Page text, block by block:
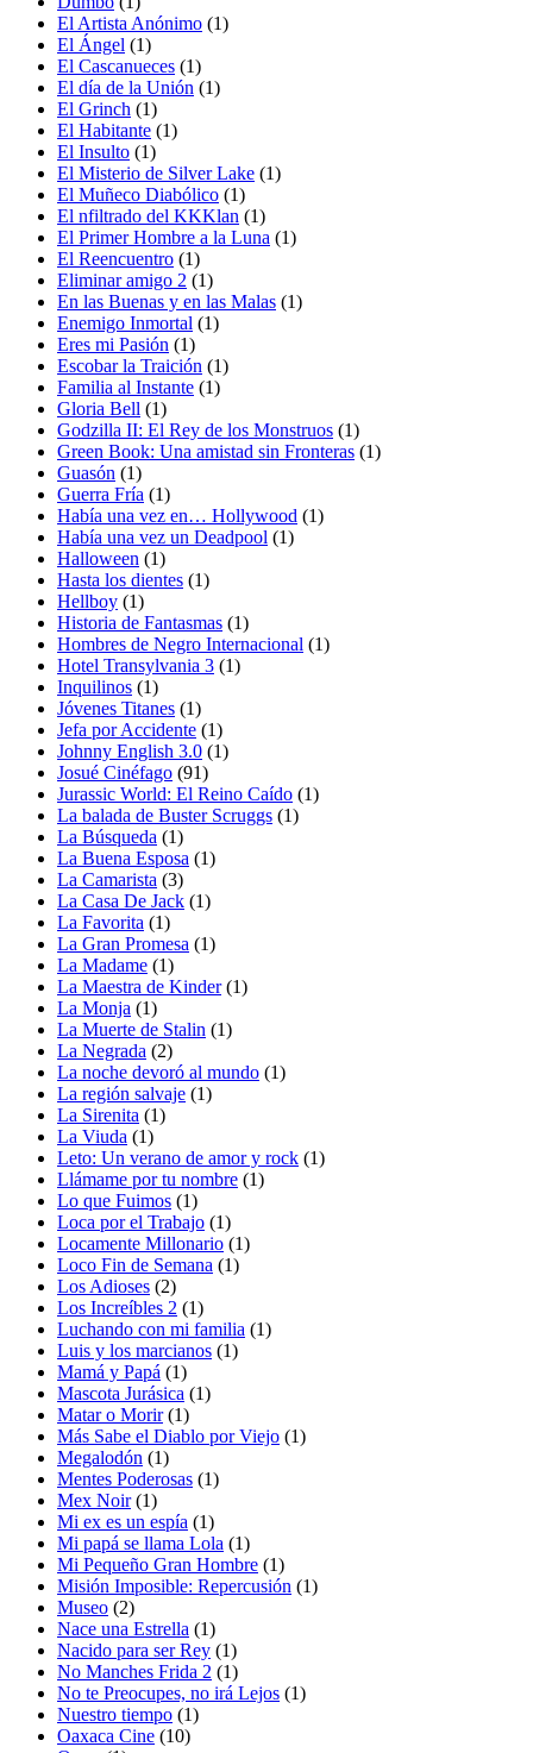
El Artista Anónimo (1)
El Ángel (1)
El Cascanueces (1)
El día de la Unión (1)
El Grinch (1)
El Habitante (1)
El Insulto (1)
El Misterio de Silver Lake (1)
El Muñeco Diabólico (1)
El nfiltrado del KKKlan (1)
El Primer Hombre a la Luna (1)
El Reencuentro (1)
Eliminar amigo 2 (1)
En las Buenas y en las Malas (1)
Enemigo Inmortal (1)
Eres mi Pasión (1)
Escobar la Traición (1)
Familia al Instante (1)
Gloria Bell (1)
Godzilla II: El Rey de los Monstruos (1)
Green Book: Una amistad sin Fronteras (1)
Guasón (1)
Guerra Fría (1)
Había una vez en… Hollywood (1)
Había una vez un Deadpool (1)
Halloween (1)
Hasta los dientes (1)
Hellboy (1)
Historia de Fantasmas (1)
Hombres de Negro Internacional (1)
Hotel Transylvania 3 (1)
Inquilinos (1)
Jóvenes Titanes (1)
Jefa por Accidente (1)
Johnny English 3.0 (1)
Josué Cinéfago (91)
Jurassic World: El Reino Caído (1)
La balada de Buster Scruggs (1)
La Búsqueda (1)
La Buena Esposa (1)
La Camarista (3)
La Casa De Jack (1)
La Favorita (1)
La Gran Promesa (1)
La Madame (1)
La Maestra de Kinder(1)
La Monja (1)
La Muerte de Stalin (1)
La Negrada (2)
La noche devoró al mundo (1)
La región salvaje (1)
La Sirenita (1)
La Viuda (1)
Leto: Un verano de amor y rock (1)
Llámame por tu nombre (1)
Lo que Fuimos (1)
Loca por el Trabajo (1)
Locamente Millonario (1)
Loco Fin de Semana (1)
Los Adioses (2)
Los Increíbles 2 (1)
Luchando con mi familia (1)
Luis y los marcianos (1)
Mamá y Papá (1)
Mascota Jurásica (1)
Matar o Morir(1)
Más Sabe el Diablo por Viejo (1)
Megalodón (1)
Mentes Poderosas (1)
Mex Noir(1)
Mi ex es un espía (1)
Mi papá se llama Lola (1)
Mi Pequeño Gran Hombre (1)
Misión Imposible: Repercusión (1)
Museo (2)
Nace una Estrella (1)
Nacido para ser Rey (1)
No Manches Frida 2 (1)
No te Preocupes, no irá Lejos (1)
Nuestro tiempo (1)
Oaxaca Cine (10)